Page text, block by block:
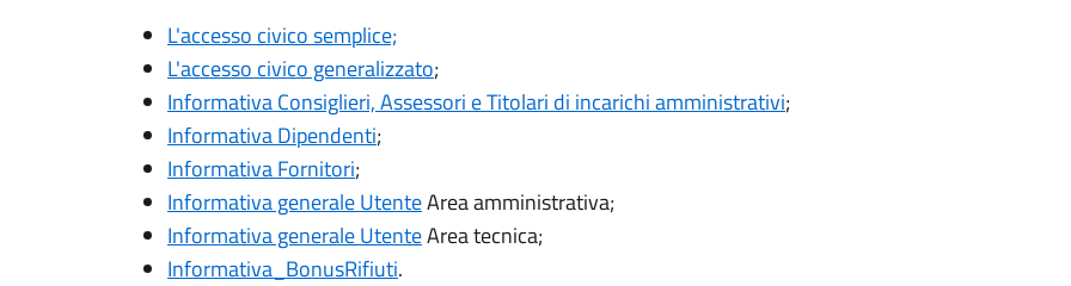
L'accesso civico semplice;
L'accesso civico generalizzato;
Informativa Consiglieri, Assessori e Titolari di incarichi amministrativi;
Informativa Dipendenti;
Informativa Fornitori;
Informativa generale UtenteArea amministrativa;
Informativa generale UtenteArea tecnica;
Informativa_BonusRifiuti.